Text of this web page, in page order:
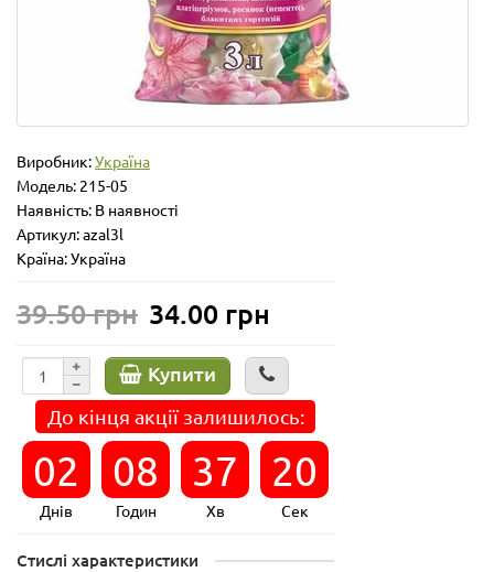
Виробник:Україна
Модель: 215-05
Наявність: В наявності
Артикул: azal3l
Країна: Україна
39.50 грн 34.00 грн
Купити
До кінця акції залишилось:
02
Днів
08
Годин
37
Хв
20
Сек
Стислі характеристики